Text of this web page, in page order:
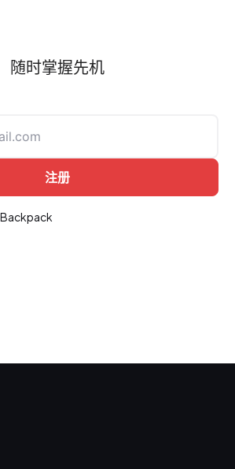
随时掌握先机